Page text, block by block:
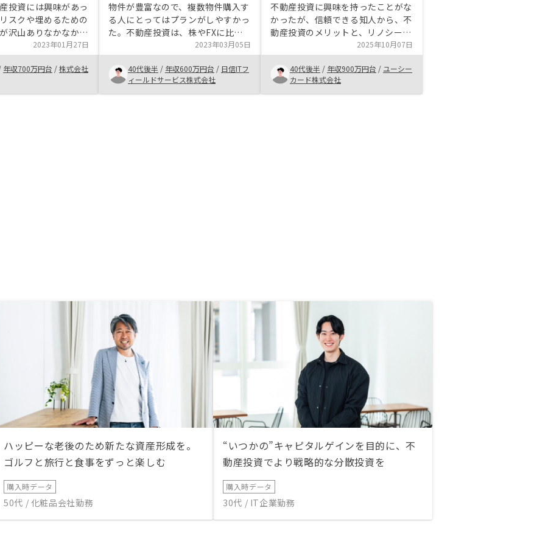
投資には興味があっ
スクや埋めるための
沢山ありなかなか踏
びている良いサービ
をがあると伺い、一度
。 そうする
に対してのメリッ
たです。今の状態で
2023年01月27日
年収700万円台 /株式会社
物件が豊富なので、複数物件購入す
る人にとってはプランがしやすかっ
た。不動産投資は、株やFXに比べ
て、見通しが立ちやすくギャンブル
性が低い。リスク管理がしやすい。
定期的に収入が入ってきて変動が少
ないところが良い。 あとは、担当
の米田さんの物件選択が、概ねセン
2023年03月05日
40代後半 / 年収600万円台 / 日信ITフ
ィールドサービス株式会社
不動産投資に興味を持ったことがな
かったが、信頼できる知人から、不
動産投資のメリットと、リノシーの
利便性を説明されたことで、具体的
に検討を開始。 資産運用、節税を
考えたときに、いまの自分にフィッ
トすると感じたため、購入に至っ
た。親しみのある接客をする会社だ
2025年10月07日
40代後半 / 年収900万円台 / ユーシー
カード株式会社
ハッピーな老後のため新たな資産形成を。
ゴルフと旅行と食事をずっと楽しむ
購入時データ
50代 / 化粧品会社勤務
“いつかの”キャピタルゲインを目的に、不
動産投資でより戦略的な分散投資を
購入時データ
30代 / IT企業勤務